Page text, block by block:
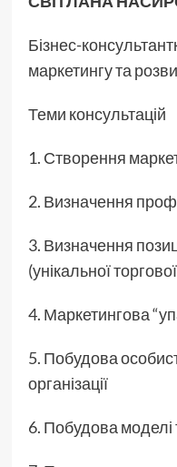
Бізнес-
маркетингу та
Теми консультацій
1. Створення
2. Визначення
3. Визначення
(унікальної
4. Маркетингова
5. Побудова
організації
6. Побудова моделі